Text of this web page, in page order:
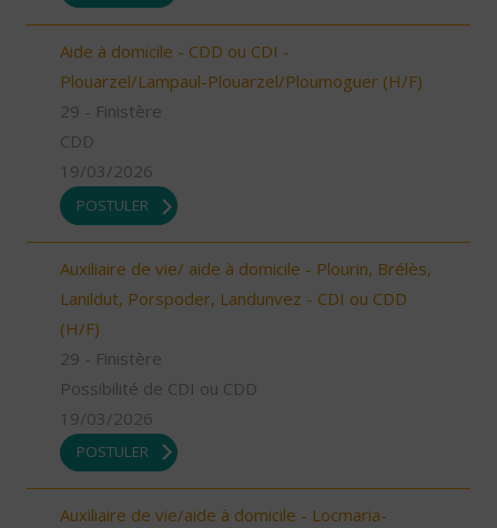
Aide à domicile - CDD ou CDI -
Plouarzel/Lampaul-Plouarzel/Ploumoguer (H/F)
29 - Finistère
CDD
19/03/2026
POSTULER
Auxiliaire de vie/ aide à domicile - Plourin, Brélès,
Lanildut, Porspoder, Landunvez - CDI ou CDD
(H/F)
29 - Finistère
Possibilité de CDI ou CDD
19/03/2026
POSTULER
Auxiliaire de vie/aide à domicile - Locmaria-